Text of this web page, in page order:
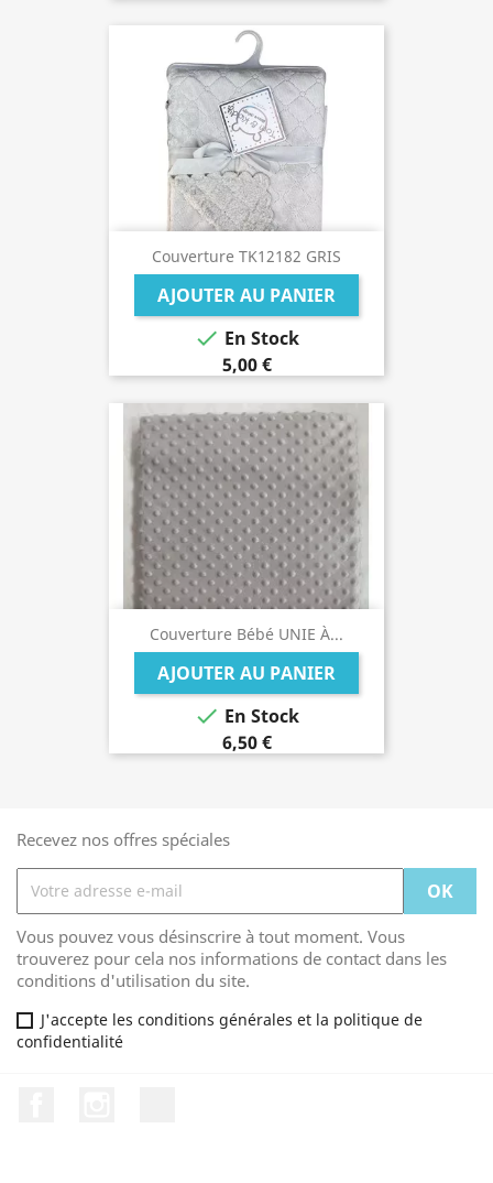
Couverture TK12182 GRIS
AJOUTER AU PANIER
 En Stock
5,00 €
Couverture Bébé UNIE À...
AJOUTER AU PANIER
 En Stock
6,50 €
Recevez nos offres spéciales
Vous pouvez vous désinscrire à tout moment. Vous
trouverez pour cela nos informations de contact dans les
conditions d'utilisation du site.
J'accepte les conditions générales et la politique de
confidentialité